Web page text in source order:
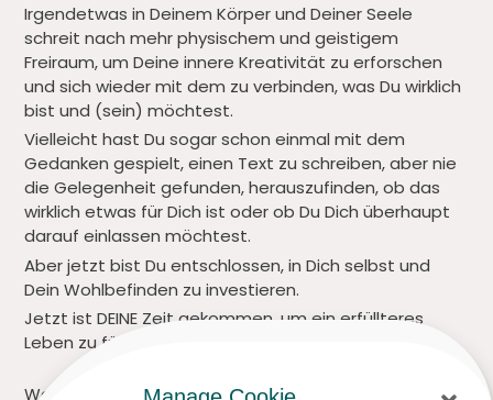
Irgendetwas in Deinem Körper und Deiner Seele
schreit nach mehr physischem und geistigem
Freiraum, um Deine innere Kreativität zu erforschen
und sich wieder mit dem zu verbinden, was Du wirklich
bist und (sein) möchtest.
Vielleicht hast Du sogar schon einmal mit dem
Gedanken gespielt, einen Text zu schreiben, aber nie
die Gelegenheit gefunden, herauszufinden, ob das
wirklich etwas für Dich ist oder ob Du Dich überhaupt
darauf einlassen möchtest.
Aber jetzt bist Du entschlossen, in Dich selbst und
Dein Wohlbefinden zu investieren.
Jetzt ist DEINE Zeit gekommen, um ein erfüllteres
Leben zu führen!
Wenn Du dich immer noch fragst, ob Du es Dir